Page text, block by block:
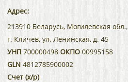
Адрес:
213910 Беларусь, Могилевская обл.,
г. Кличев, ул. Ленинская, д. 45
УНП 700000498 ОКПО 00995158
GLN 4812785900002
Счет (х/р)